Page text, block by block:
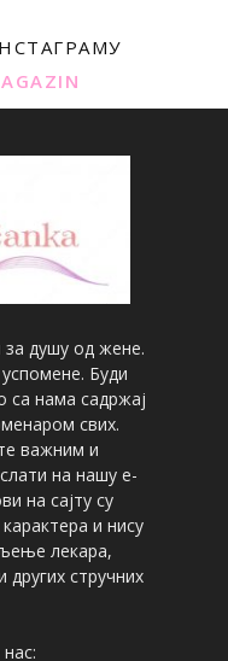
за душу од жене.
Буди
са нама садржај
свих.
важним и
на нашу е-
на сајту су
и нису
лекара,
стручних